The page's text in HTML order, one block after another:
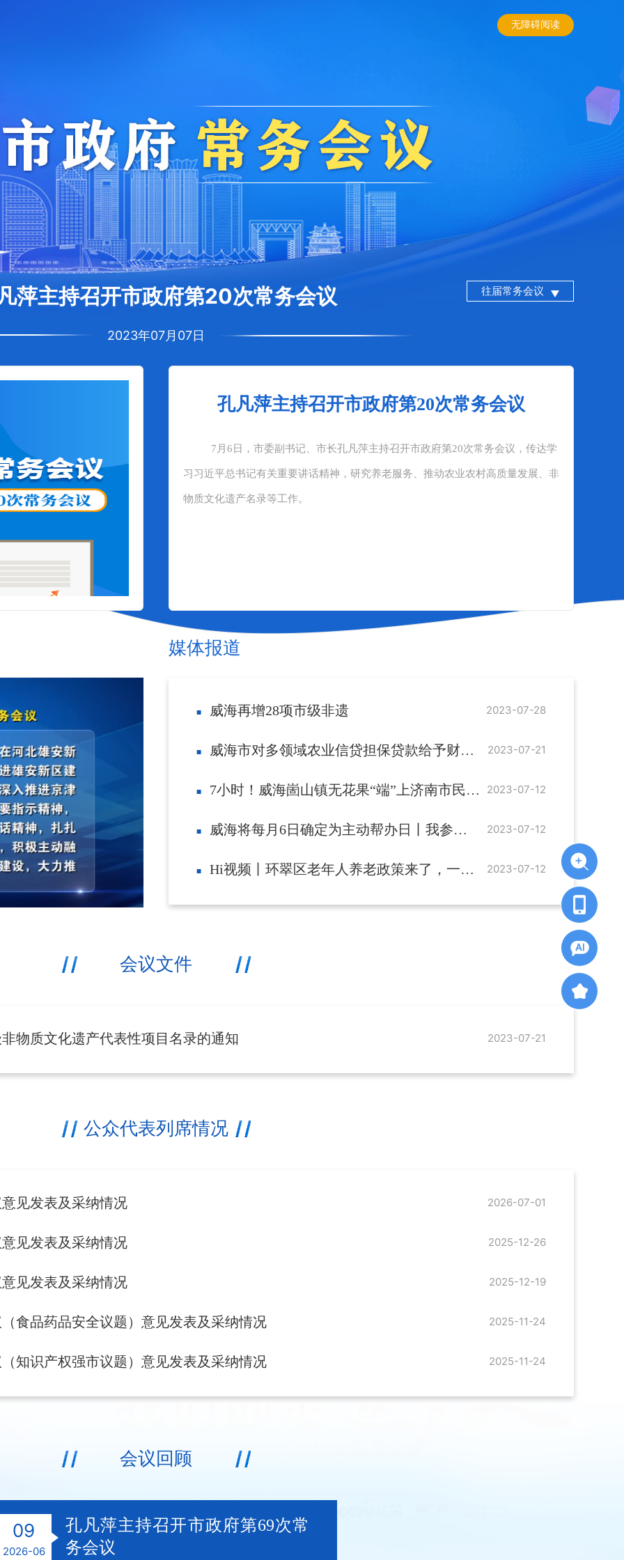
无障碍阅读
往届常务会议
萍主持召开市政府第20次常务会议
2023年07月07日
孔凡萍主持召开市政府第20次常务会议
7月6日，市委副书记、市长孔凡萍主持召开市政府第20次常务会议，传达学
习习近平总书记有关重要讲话精神，研究养老服务、推动农业农村高质量发展、非
物质文化遗产名录等工作。
媒体报道
2023-07-28
威海再增28项市级非遗
2023-07-21
威海市对多领域农业信贷担保贷款给予财政贴息补助
2023-07-12
7小时！威海崮山镇无花果“端”上济南市民餐桌
2023-07-12
威海将每月6日确定为主动帮办日丨我参与 我服务 我点赞·让群众满意
2023-07-12
Hi视频丨环翠区老年人养老政策来了，一起了解
会议文件
2023-07-21
物质文化遗产代表性项目名录的通知
公众代表列席情况
2026-07-01
见发表及采纳情况
2025-12-26
见发表及采纳情况
2025-12-19
见发表及采纳情况
2025-11-24
食品药品安全议题）意见发表及采纳情况
2025-11-24
知识产权强市议题）意见发表及采纳情况
会议回顾
09
2026-06
孔凡萍主持召开市政府第69次常
务会议